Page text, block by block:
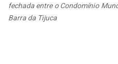
fechada entre o Condomínio
Barra da Tijuca